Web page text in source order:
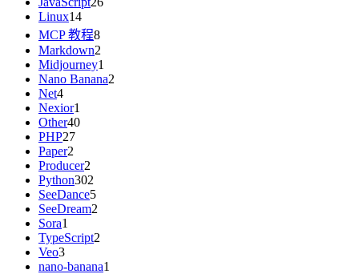
Linux14
MCP 教程8
Markdown2
Midjourney1
Nano Banana2
Net4
Nexior1
Other40
PHP27
Paper2
Producer2
Python302
SeeDance5
SeeDream2
Sora1
TypeScript2
Veo3
nano-banana1